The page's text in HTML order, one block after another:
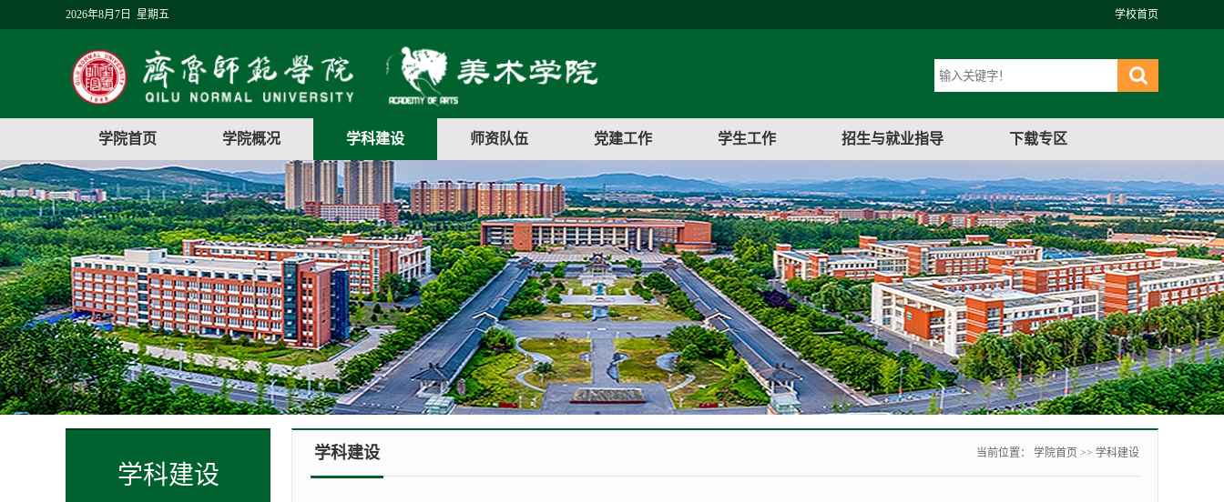
2026年8月7日 星期五 学校首页
学院首页 学院概况 学科建设 师资队伍 党建工作 学生工作 招生与就业指导 下载专区
学科建设
学科建设 当前位置： 学院首页 >> 学科建设